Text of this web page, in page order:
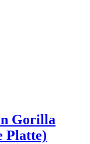
Gorilla
Platte)